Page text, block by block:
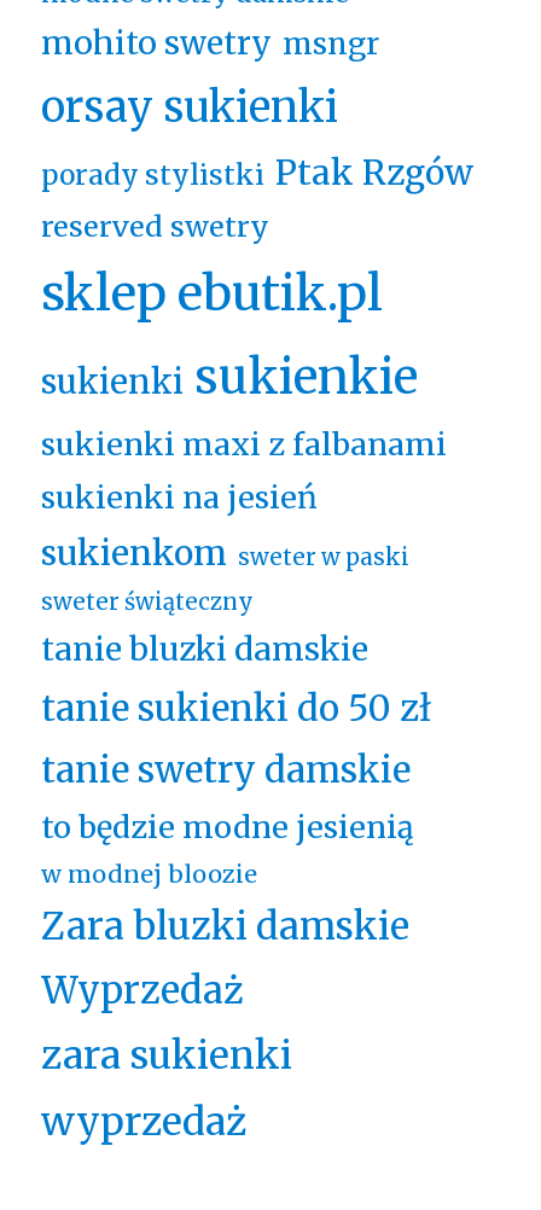
mohito swetry msngr
orsay sukienki
porady stylistki Ptak Rzgów
reserved swetry
sklep ebutik.pl
sukienki sukienkie
sukienki maxi z falbanami
sukienki na jesień
sukienkom sweter w paski
sweter świąteczny
tanie bluzki damskie
tanie sukienki do 50 zł
tanie swetry damskie
to będzie modne jesienią
w modnej bloozie
Zara bluzki damskie
Wyprzedaż
zara sukienki
wyprzedaż